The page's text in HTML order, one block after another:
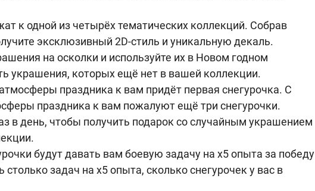
к одной из четырёх тематических коллекций. Собрав
эксклюзивный 2D-стиль и уникальную декаль.
на осколки и используйте их в Новом годном
украшения, которых ещё нет в вашей коллекции.
праздника к вам придёт первая снегурочка. С
праздника к вам пожалуют ещё три снегурочки.
в день, чтобы получить подарок со случайным украшением
будут давать вам боевую задачу на x5 опыта за победу
задач на x5 опыта, сколько снегурочек у вас в